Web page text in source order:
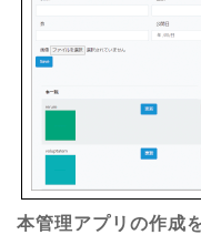
本管理アプリの作成